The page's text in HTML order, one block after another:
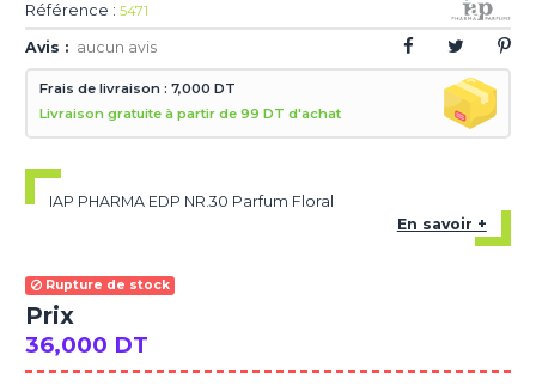
Référence : 5471
Avis : aucun avis
Frais de livraison : 7,000 DT
Livraison gratuite à partir de 99 DT d'achat
IAP PHARMA EDP NR.30 Parfum Floral
En savoir +
Rupture de stock
Prix
36,000 DT